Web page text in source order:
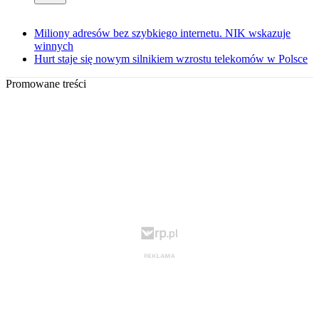
Miliony adresów bez szybkiego internetu. NIK wskazuje
winnych
Hurt staje się nowym silnikiem wzrostu telekomów w Polsce
Promowane treści